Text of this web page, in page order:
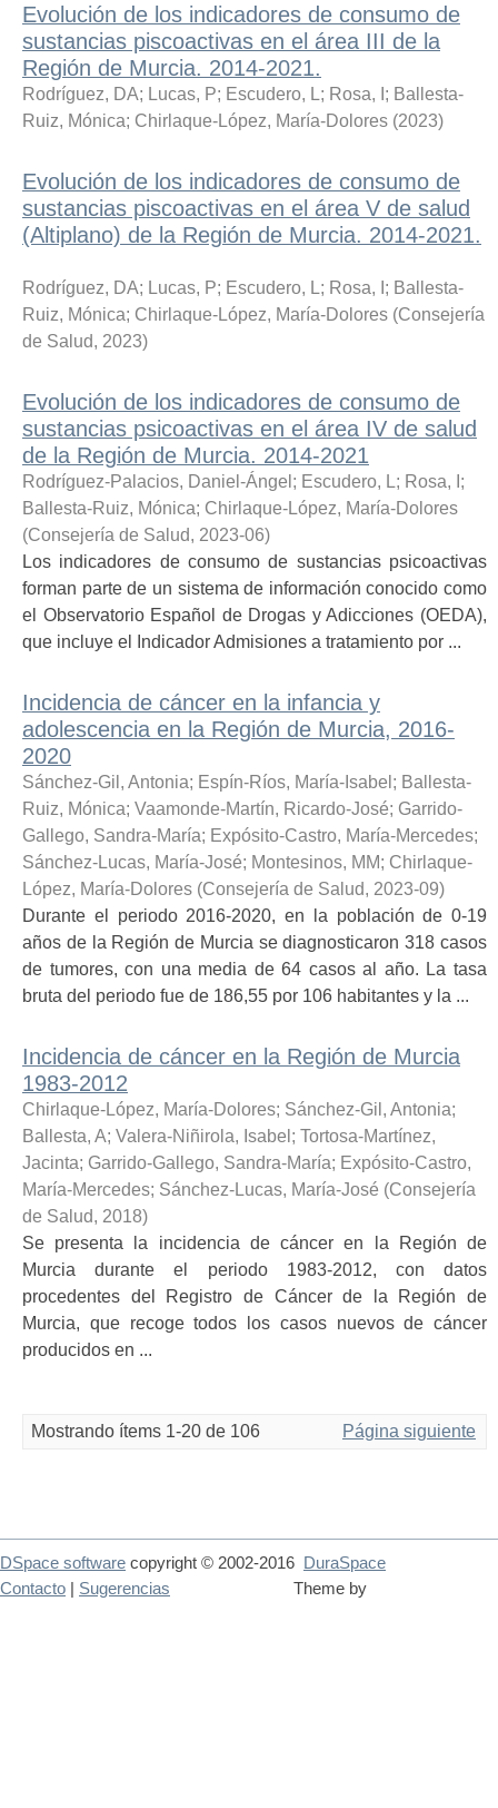
Evolución de los indicadores de consumo de
sustancias piscoactivas en el área III de la
Región de Murcia. 2014-2021.
Rodríguez, DA; Lucas, P; Escudero, L; Rosa, I ; Ballesta-
Ruiz, Mónica; Chirlaque-López, María-Dolores (2023)
Evolución de los indicadores de consumo de
sustancias piscoactivas en el área V de salud
(Altiplano) de la Región de Murcia. 2014-2021.
Rodríguez, DA; Lucas, P; Escudero, L; Rosa, I ; Ballesta-
Ruiz, Mónica; Chirlaque-López, María-Dolores (Consejería
de Salud, 2023)
Evolución de los indicadores de consumo de
sustancias psicoactivas en el área IV de salud
de la Región de Murcia. 2014-2021
Rodríguez-Palacios, Daniel-Ángel ; Escudero, L; Rosa, I ;
Ballesta-Ruiz, Mónica; Chirlaque-López, María-Dolores
(Consejería de Salud, 2023-06)
Los indicadores de consumo de sustancias psicoactivas
forman parte de un sistema de información conocido como
el Observatorio Español de Drogas y Adicciones (OEDA),
que incluye el Indicador Admisiones a tratamiento por ...
Incidencia de cáncer en la infancia y
adolescencia en la Región de Murcia, 2016-
2020
Sánchez-Gil, Antonia; Espín-Ríos, María-Isabel ; Ballesta-
Ruiz, Mónica; Vaamonde-Martín, Ricardo-José; Garrido-
Gallego, Sandra-María; Expósito-Castro, María-Mercedes;
Sánchez-Lucas, María-José; Montesinos, MM; Chirlaque-
López, María-Dolores (Consejería de Salud, 2023-09)
Durante el periodo 2016-2020, en la población de 0-19
años de la Región de Murcia se diagnosticaron 318 casos
de tumores, con una media de 64 casos al año. La tasa
bruta del periodo fue de 186,55 por 106 habitantes y la ...
Incidencia de cáncer en la Región de Murcia
1983-2012
Chirlaque-López, María-Dolores; Sánchez-Gil, Antonia;
Ballesta, A; Valera-Niñirola, Isabel ; Tortosa-Martínez,
Jacinta; Garrido-Gallego, Sandra-María; Expósito-Castro,
María-Mercedes; Sánchez-Lucas, María-José (Consejería
de Salud, 2018)
Se presenta la incidencia de cáncer en la Región de
Murcia durante el periodo 1983-2012, con datos
procedentes del Registro de Cáncer de la Región de
Murcia, que recoge todos los casos nuevos de cáncer
producidos en ...
Mostrando ítems 1-20 de 106 Página siguiente
DSpace software copyright © 2002-2016
DuraSpace
Theme by
Contacto Sugerencias